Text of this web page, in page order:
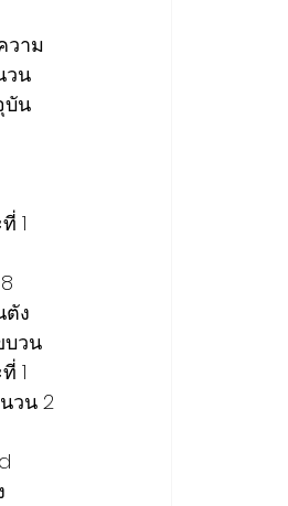
วาม
วน
บัน
1
ง
บวน
1
วน 2